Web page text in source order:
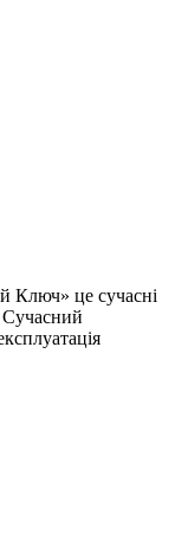
Ключ» це сучасні
Сучасний